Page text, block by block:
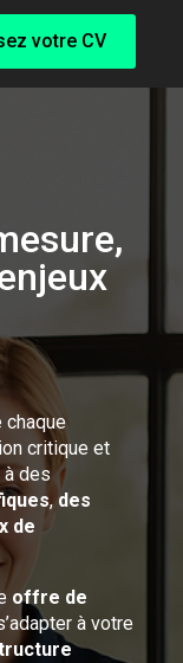
votre CV
chaque
critique et
à des
,des
de
offre de
à votre